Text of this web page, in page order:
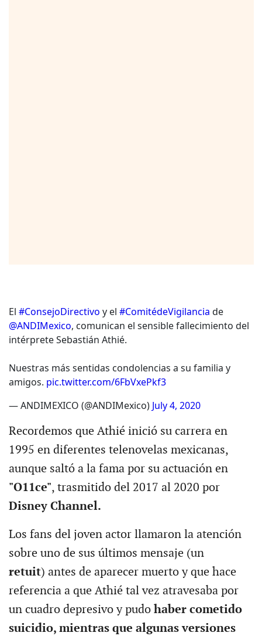
El #ConsejoDirectivo y el #ComitédeVigilancia de
@ANDIMexico, comunican el sensible fallecimiento del
intérprete Sebastián Athié.
Nuestras más sentidas condolencias a su familia y
amigos. pic.twitter.com/6FbVxePkf3
— ANDIMEXICO (@ANDIMexico) July 4, 2020
Recordemos que Athié inició su carrera en
1995 en diferentes telenovelas mexicanas,
aunque saltó a la fama por su actuación en
"O11ce", trasmitido del 2017 al 2020 por
Disney Channel.
Los fans del joven actor llamaron la atención
sobre uno de sus últimos mensaje (un
retuit) antes de aparecer muerto y que hace
referencia a que Athié tal vez atravesaba por
un cuadro depresivo y pudo haber cometido
suicidio, mientras que algunas versiones